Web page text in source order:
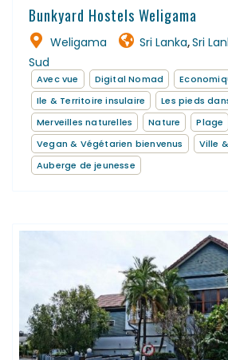
Bunkyard Hostels Weligama
Weligama Sri Lanka,Sri
Sud
Avec vue Digital Nomad
Ile & Territoire insulaire
Les pieds
Merveilles naturelles
Nature Plage
Vegan & Végétarien bienvenus
Ville
Auberge de jeunesse